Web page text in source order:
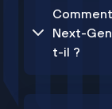
Next-
t-il ?